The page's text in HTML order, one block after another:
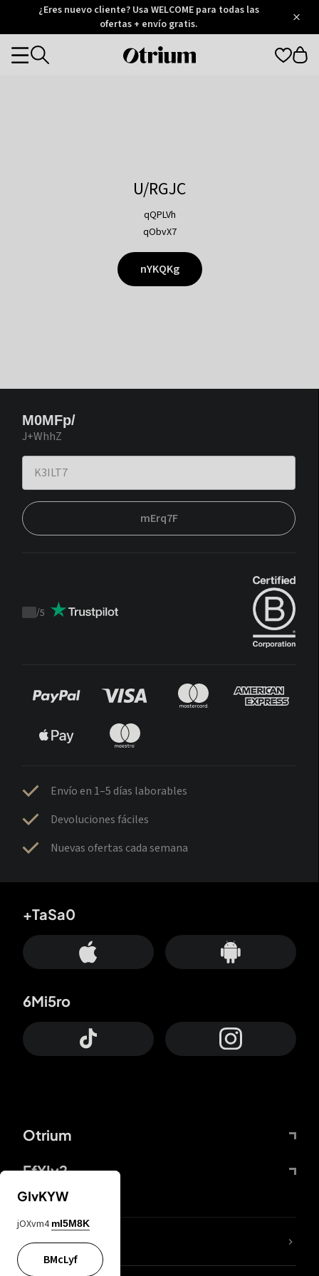
Otrium
Trustpilot
¿Eres nuevo cliente? Usa WELCOME para todas las
ofertas + envío gratis.
Otrium
Categories
U/RGJC
qQPLVh
qObvX7
nYKQKg
M0MFp/
J+WhhZ
mErq7F
Trustpilot
/5
Envío en 1–5 días laborables
Devoluciones fáciles
Nuevas ofertas cada semana
Otrium
FfYIy2
+TaSa0
6Mi5ro
65A04M
GIvKYW
jOXvm4 mI5M8K
BMcLyf